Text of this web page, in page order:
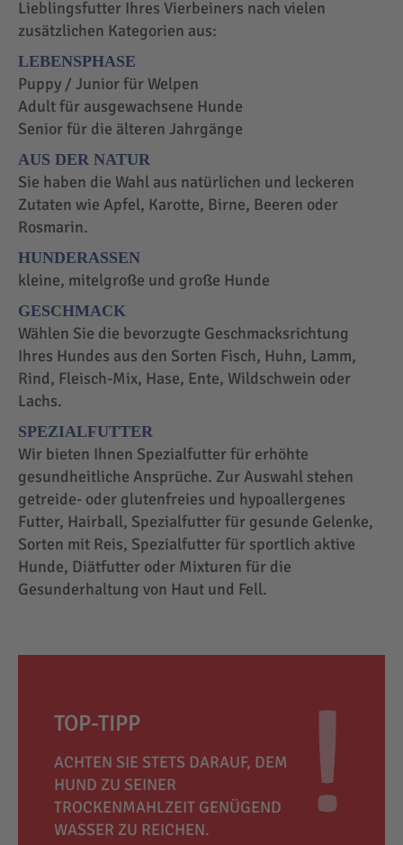
Lieblingsfutter Ihres Vierbeiners nach vielen
zusätzlichen Kategorien aus:
LEBENSPHASE
Puppy / Junior für Welpen
Adult für ausgewachsene Hunde
Senior für die älteren Jahrgänge
AUS DER NATUR
Sie haben die Wahl aus natürlichen und leckeren
Zutaten wie Apfel, Karotte, Birne, Beeren oder
Rosmarin.
HUNDERASSEN
kleine, mitelgroße und große Hunde
GESCHMACK
Wählen Sie die bevorzugte Geschmacksrichtung
Ihres Hundes aus den Sorten Fisch, Huhn, Lamm,
Rind, Fleisch-Mix, Hase, Ente, Wildschwein oder
Lachs.
SPEZIALFUTTER
Wir bieten Ihnen Spezialfutter für erhöhte
gesundheitliche Ansprüche. Zur Auswahl stehen
getreide- oder glutenfreies und hypoallergenes
Futter, Hairball, Spezialfutter für gesunde Gelenke,
Sorten mit Reis, Spezialfutter für sportlich aktive
Hunde, Diätfutter oder Mixturen für die
Gesunderhaltung von Haut und Fell.
TOP-TIPP
ACHTEN SIE STETS DARAUF, DEM
HUND ZU SEINER
TROCKENMAHLZEIT GENÜGEND
WASSER ZU REICHEN.